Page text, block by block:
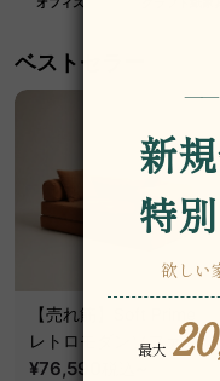
オフィス
ベストセラー
【売れ筋】Soft Prime
レトロモダンソファベ
ッド｜20色以上から選
¥76,590